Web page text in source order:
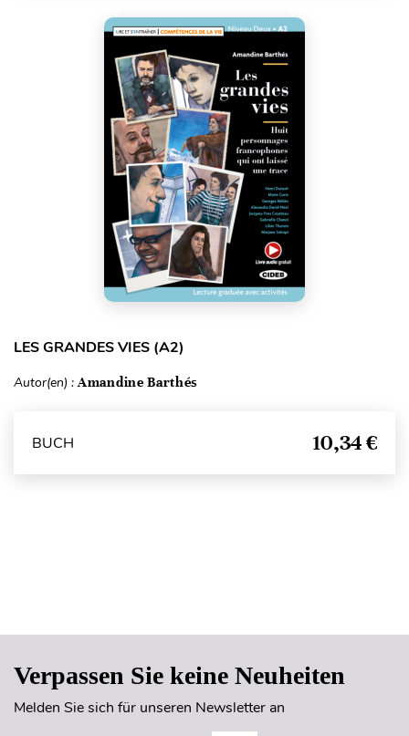
LES GRANDES VIES (A2)
Autor(en) :Amandine Barthés
BUCH 10,34 €
Verpassen Sie keine Neuheiten
Melden Sie sich für unseren Newsletter an